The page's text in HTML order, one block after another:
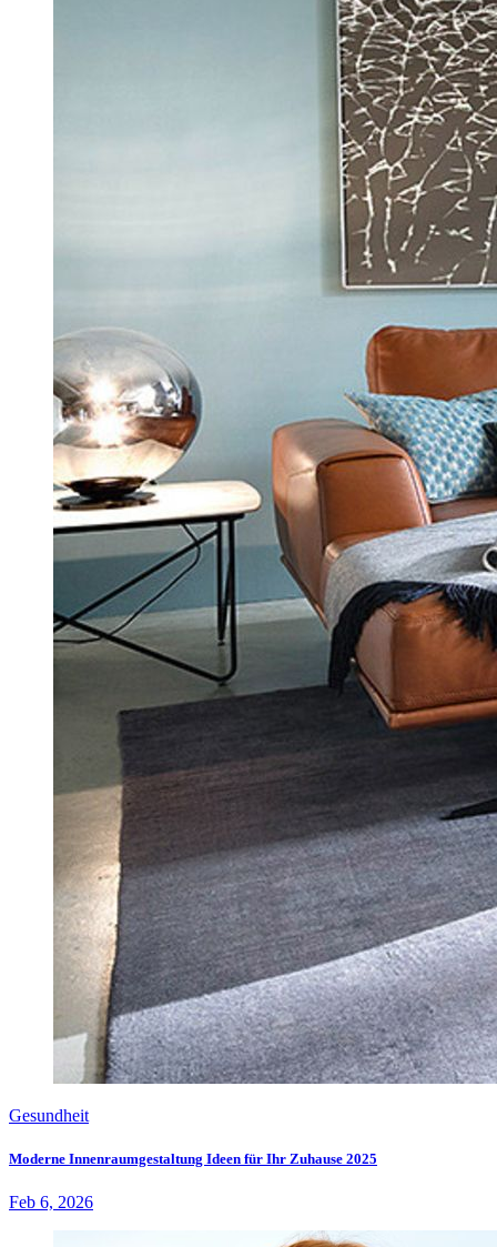
Gesundheit
Moderne Innenraumgestaltung Ideen für Ihr Zuhause 2025
Feb 6, 2026